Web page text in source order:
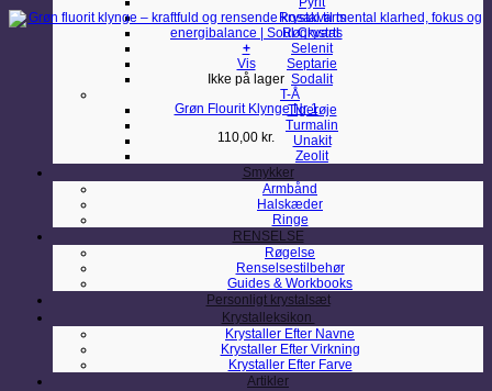
Rosakvarts
Røgkvarts
Selenit
Septarie
Sodalit
T-Å
Tigerøje
Turmalin
Unakit
Zeolit
Smykker
Armbånd
Halskæder
Ringe
RENSELSE
Røgelse
Renselsestilbehør
Guides & Workbooks
Personligt krystalsæt
Krystalleksikon
Krystaller Efter Navne
Krystaller Efter Virkning
Krystaller Efter Farve
Artikler
+
Vis
Ikke på lager
Grøn Flourit Klynge Nr 1
110,00 kr.